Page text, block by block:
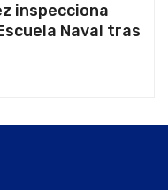
inspecciona
Naval tras
Guaira